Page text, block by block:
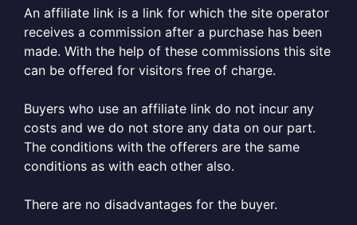
An affiliate link is a link for which the site operator
receives a commission after a purchase has been
made. With the help of these commissions this site
can be offered for visitors free of charge.
Buyers who use an affiliate link do not incur any
costs and we do not store any data on our part.
The conditions with the offerers are the same
conditions as with each other also.
There are no disadvantages for the buyer.